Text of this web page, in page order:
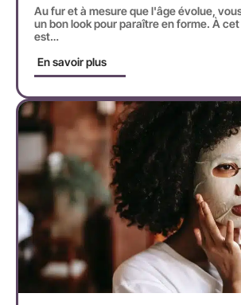
Au fur et à mesure que l'âge évolue,
un bon look pour paraître en forme. À
est…
En savoir plus